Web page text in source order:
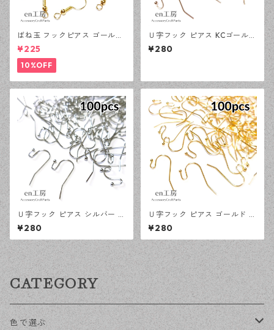
ばね玉 フックピアス ゴールド
100ピース 釣針型 大容量 プチ
プラパーツ 【en工房】
¥225
10%OFF
Ｕ字フック ピアス KCゴールド
100ピース 釣針型 大容量 プチ
プラパーツ 【en工房】
¥280
Ｕ字フック ピアス シルバー 1
00ピース 釣針型 大容量 プチ
プラパーツ 【en工房】
¥280
Ｕ字フック ピアス ゴールド 1
00ピース 釣針型 大容量 プチ
プラパーツ 【en工房】
¥280
CATEGORY
色で選ぶ